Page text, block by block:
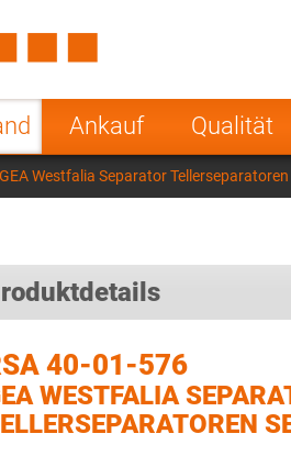
Ankauf Qualität
Poland
India
Westfalia Separator
40-01-576
WESTFALIA